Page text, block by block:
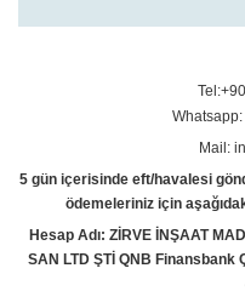
Mail:
5 gün içerisinde eft/havalesi
ödemeleriniz için
Hesap Adı: ZİRVE İNŞAAT
SAN LTD ŞTİ QNB Finansbank